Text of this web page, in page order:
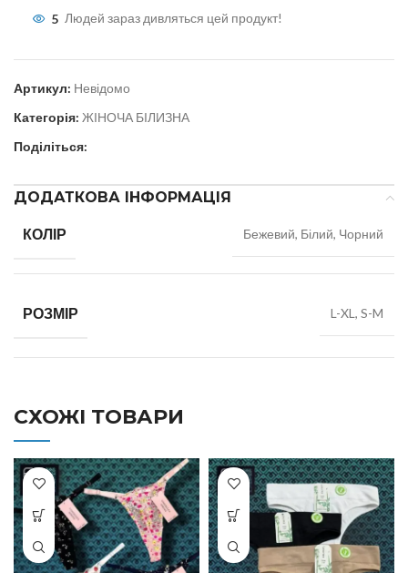
5 Людей зараз дивляться цей продукт!
Артикул: Невідомо
Категорія: ЖІНОЧА БІЛИЗНА
Поділіться:
ДОДАТКОВА ІНФОРМАЦІЯ
КОЛІР Бежевий, Білий, Чорний
РОЗМІР L-XL, S-M
СХОЖІ ТОВАРИ